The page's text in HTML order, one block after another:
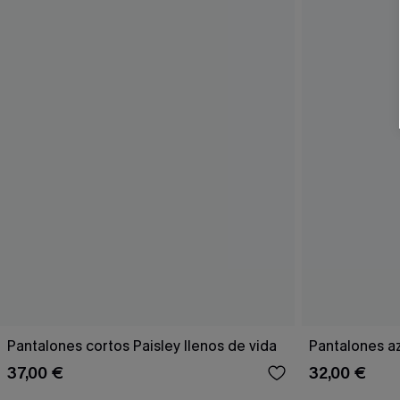
Pantalones cortos Paisley llenos de vida
37,00 €
Pantalones
32,00 €